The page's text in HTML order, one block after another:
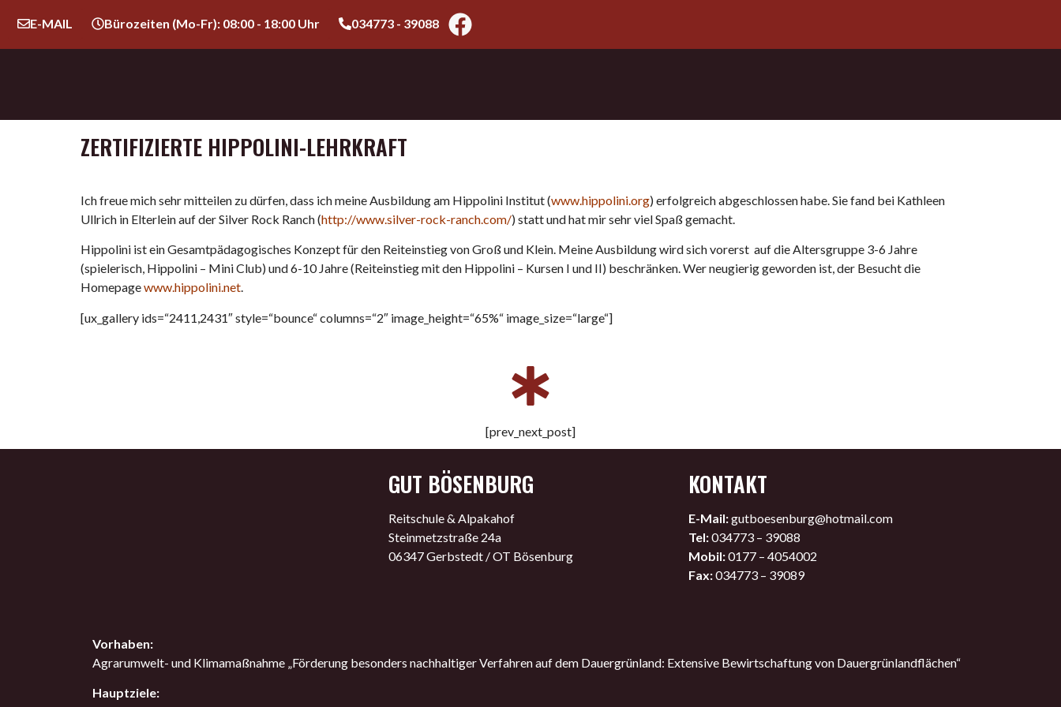
E-MAIL Bürozeiten (Mo-Fr): 08:00 - 18:00 Uhr 034773 - 39088
ZERTIFIZIERTE HIPPOLINI-LEHRKRAFT
Ich freue mich sehr mitteilen zu dürfen, dass ich meine Ausbildung am Hippolini Institut (www.hippolini.org) erfolgreich abgeschlossen habe. Sie fand bei Kathleen
Ullrich in Elterlein auf der Silver Rock Ranch (http://www.silver-rock-ranch.com/) statt und hat mir sehr viel Spaß gemacht.
Hippolini ist ein Gesamtpädagogisches Konzept für den Reiteinstieg von Groß und Klein. Meine Ausbildung wird sich vorerst auf die Altersgruppe 3-6 Jahre
(spielerisch, Hippolini – Mini Club) und 6-10 Jahre (Reiteinstieg mit den Hippolini – Kursen I und II) beschränken. Wer neugierig geworden ist, der Besucht die
Homepagewww.hippolini.net.
[ux_gallery ids=“2411,2431″ style=“bounce“ columns=“2″ image_height=“65%“ image_size=“large“]
[prev_next_post]
GUT BÖSENBURG
Reitschule & Alpakahof
Steinmetzstraße 24a
06347 Gerbstedt / OT Bösenburg
KONTAKT
E-Mail:gutboesenburg@hotmail.com
Tel:034773 – 39088
Mobil:0177 – 4054002
Fax:034773 – 39089
Vorhaben:
Agrarumwelt- und Klimamaßnahme „Förderung besonders nachhaltiger Verfahren auf dem Dauergrünland: Extensive Bewirtschaftung von Dauergrünlandflächen“
Hauptziele: